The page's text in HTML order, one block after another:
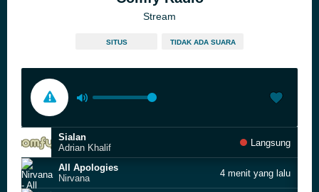
Stream
SITUS TIDAK ADA SUARA
Sialan
Adrian Khalif
Langsung
All Apologies
Nirvana
4 menit yang lalu